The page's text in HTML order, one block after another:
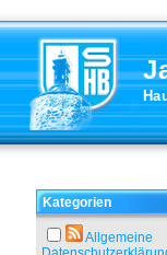
Kategorien
Allgemeine